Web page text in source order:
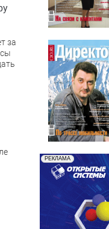
за
№04,2013
№02,2013
РЕКЛАМА